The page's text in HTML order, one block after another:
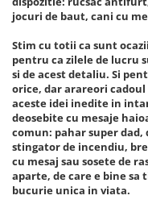
jocuri de baut, cani cu
Stim cu totii ca sunt
pentru ca zilele de lucru
si de acest detaliu. Si
orice, dar arareori
aceste idei inedite in
deosebite cu mesaje
comun: pahar super
stingator de incendiu,
cu mesaj sau sosete de
aparte, de care e bine sa
bucurie unica in viata.